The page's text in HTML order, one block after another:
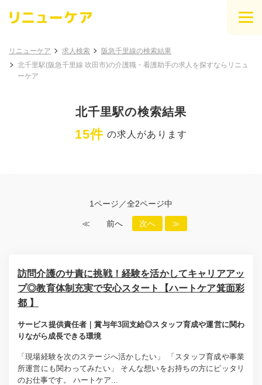
リニューケア 求人検索
阪急千里線の検索結果
北千里駅(阪急千里線 吹田市)の介護職・看護助手の求人を探すならリニュ
ーケア
北千里駅の検索結果
15件 の求人があります
1ページ／全2ページ中
≪ 前へ 次へ ≫
訪問介護のサ責に挑戦！経験を活かしてキャリアアッ
プ◎教育体制充実で安心スタート【ハートケア箕面彩
都 】
サービス提供責任者｜賞与年3回支給◎スタッフ育成や運営に関わ
りながら成長できる環境
「現場経験を次のステージへ活かしたい」 「スタッフ育成や事業
所運営にも関わってみたい」 そんな想いをお持ちの方にピッタリ
のお仕事です。 ハートケア...